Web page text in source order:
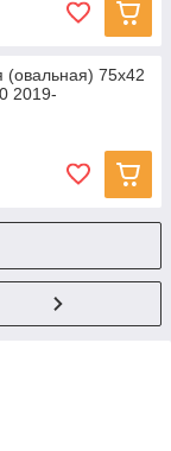
75х42
2019-